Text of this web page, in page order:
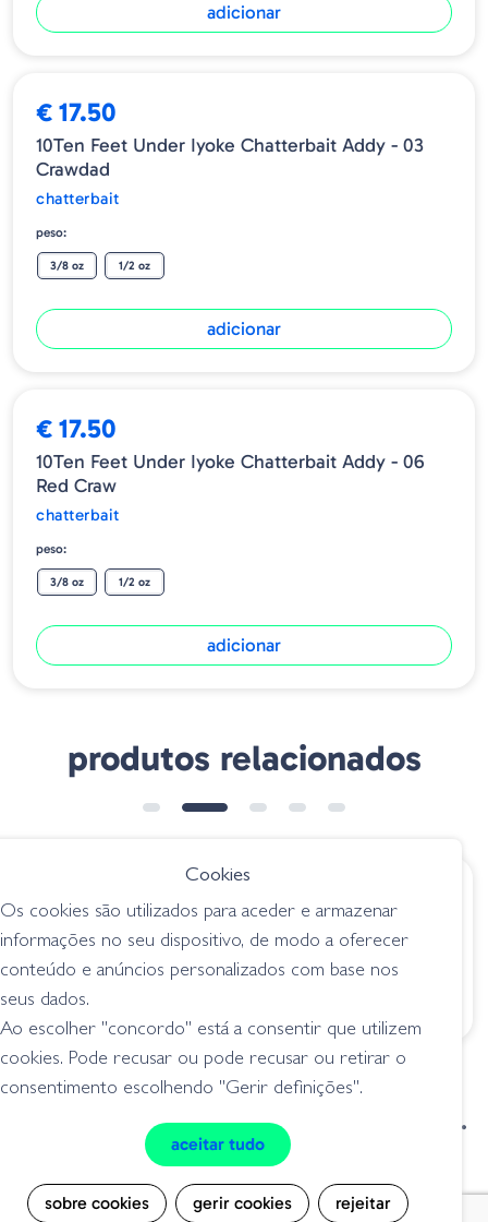
adicionar
€ 17.50
10Ten Feet Under Iyoke Chatterbait Addy - 03
Crawdad
chatterbait
peso:
3/8 oz 1/2 oz
adicionar
€ 17.50
10Ten Feet Under Iyoke Chatterbait Addy - 06
Red Craw
chatterbait
peso:
3/8 oz 1/2 oz
adicionar
produtos relacionados
€ 7.50
Sakura Cajun
Chatterbait - JC08
Hot Chart
chatterbait
Evergreen
Chatterbait Jack
Hammer TG - 100
Pumpkin
condições de venda
livro de reclamações
privacidade
cookies
Grilo Pesca - Loja de Pesca e Competição © Todos os direitos reservados |
Cookies
Os cookies são utilizados para aceder e armazenar
informações no seu dispositivo, de modo a oferecer
conteúdo e anúncios personalizados com base nos
seus dados.
Ao escolher "concordo" está a consentir que utilizem
cookies. Pode recusar ou pode recusar ou retirar o
consentimento escolhendo "Gerir definições".
aceitar tudo
sobre cookies gerir cookies rejeitar